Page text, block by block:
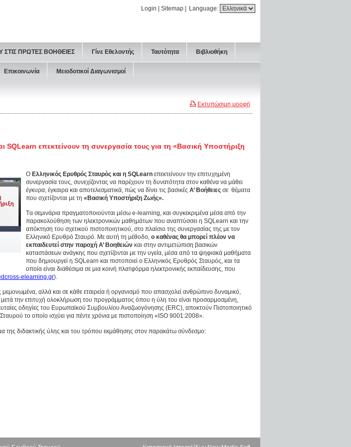
Language:
Login Sitemap
ΣΤΙΣ ΠΡΩΤΕΣ ΒΟΗΘΕΙΕΣ Γίνε Εθελοντής Ταυτότητα Βιβλιοθήκη
Επικοινωνία Μειοδοτικοί Διαγωνισμοί
Εκτυπώσιμη μορφή
SQLearn επεκτείνουν τη συνεργασία τους για τη «Βασική Υποστήριξη
Ο Ελληνικός Ερυθρός Σταυρός και η SQLearn επεκτείνουν την επιτυχημένη
συνεργασία τους, συνεχίζοντας να παρέχουν τη δυνατότητα στον καθένα να μάθει
έγκυρα, έγκαιρα και αποτελεσματικά, πώς να δίνει τις βασικές Α’ Βοήθειες σε θέματα
που σχετίζονται με τη «Βασική Υποστήριξη Ζωής».
Tα σεμινάρια πραγματοποιούνται μέσω e-learning, και συγκεκριμένα μέσα από την
παρακολούθηση των ηλεκτρονικών μαθημάτων που αναπτύσσει η SQLearn και την
απόκτηση του σχετικού πιστοποιητικού, στο πλαίσιο της συνεργασίας της με τον
Ελληνικό Ερυθρό Σταυρό. Με αυτή τη μέθοδο, ο καθένας θα μπορεί πλέον να
εκπαιδευτεί στην παροχή Α’ Βοηθειών και στην αντιμετώπιση βασικών
καταστάσεων ανάγκης που σχετίζονται με την υγεία, μέσα από τα ψηφιακά μαθήματα
που δημιουργεί η SQLearn και πιστοποιεί ο Ελληνικός Ερυθρός Σταυρός, και τα
οποία είναι διαθέσιμα σε μια κοινή πλατφόρμα ηλεκτρονικής εκπαίδευσης, που
elearning.gr).
αλλά και σε κάθε εταιρεία ή οργανισμό που απασχολεί ανθρώπινο δυναμικό,
μετά την επιτυχή ολοκλήρωση του προγράμματος όπου η ύλη του είναι προσαρμοσμένη,
οδηγίες του Ευρωπαϊκού Συμβουλίου Αναζωογόνησης (ERC), αποκτούν Πιστοποιητικό
το οποίο ισχύει για πέντε χρόνια με πιστοποίηση «ISO 9001:2008».
της διδακτικής ύλης και του τρόπου εκμάθησης στον παρακάτω σύνδεσμο: